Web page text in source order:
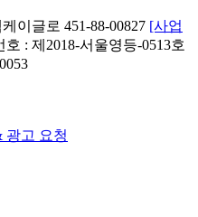
이글로 451-88-00827 [사업
: 제2018-서울영등-0513호
광고 요청